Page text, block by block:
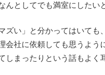
んとしてでも満室にしたい
ズい」と分かってはいても、
会社に依頼しても思うよ
しまったりという話もよく